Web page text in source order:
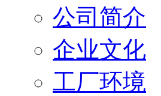
公司简介
企业文化
工厂环境